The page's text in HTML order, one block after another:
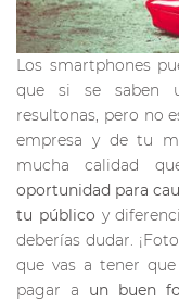
Los smartphones
que si se saben
resultonas, pero no
empresa y de tu
mucha calidad
oportunidad para
tu público y
deberías dudar.
que vas a tener
pagar a un buen